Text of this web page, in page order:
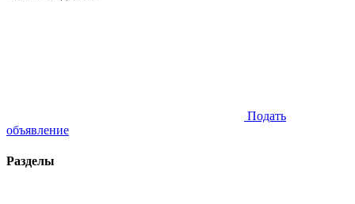
Подать
объявление
Разделы